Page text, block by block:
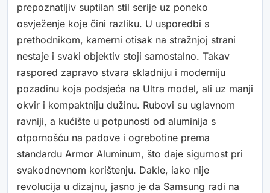
prepoznatljiv suptilan stil serije uz poneko
osvježenje koje čini razliku. U usporedbi s
prethodnikom, kamerni otisak na stražnjoj strani
nestaje i svaki objektiv stoji samostalno. Takav
raspored zapravo stvara skladniju i moderniju
pozadinu koja podsjeća na Ultra model, ali uz manji
okvir i kompaktniju dužinu. Rubovi su uglavnom
ravniji, a kućište u potpunosti od aluminija s
otpornošću na padove i ogrebotine prema
standardu Armor Aluminum, što daje sigurnost pri
svakodnevnom korištenju. Dakle, iako nije
revolucija u dizajnu, jasno je da Samsung radi na